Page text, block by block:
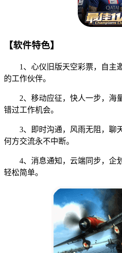
【软件特色】
1、心仪旧版天空彩票，自主
的工作伙伴。
2、移动应征，快人一步，海
错过工作机会。
3、即时沟通，风雨无阻，聊
何方交流永不中断。
4、消息通知，云端同步，企划
轻松简单。